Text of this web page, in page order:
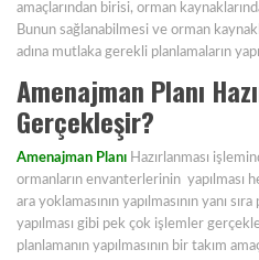
amaçlarından birisi, orman
Bunun sağlanabilmesi ve orman
adına mutlaka gerekli planlamaların
Amenajman Planı
Gerçekleşir?
Amenajman Planı Hazırlanması
ormanların envanterlerinin yapılması
ara yoklamasının yapılmasının yanı
yapılması gibi pek çok işlemler
planlamanın yapılmasının bir takım